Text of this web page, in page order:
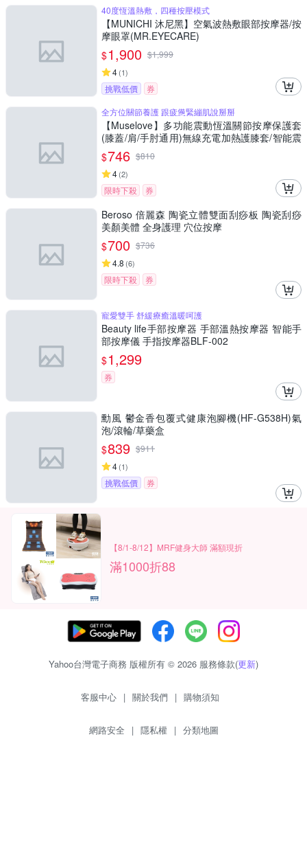
40度恆溫熱敷，四種按壓模式
【MUNICHI 沐尼黑】空氣波熱敷眼部按摩器/按
摩眼罩(MR.EYECARE)
$1,900 $1,999
4(1)
挑戰低價
券
全方位關節養護 跟疲憊緊繃肌說掰掰
【Muselove】多功能震動恆溫關節按摩保護套
(膝蓋/肩/手肘通用)無線充電加熱護膝套/智能震
動護膝熱敷套(1入組)單隻
$746 $810
4(2)
限時下殺 券
Beroso 倍麗森 陶瓷立體雙面刮痧板 陶瓷刮痧
美顏美體 全身護理 穴位按摩
$700 $736
4.8 (6)
限時下殺 券
寵愛雙手 舒緩療癒溫暖呵護
Beauty life手部按摩器 手部溫熱按摩器 智能手
部按摩儀 手指按摩器BLF-002
$1,299
券
勳風 鬱金香包覆式健康泡腳機(HF-G538H)氣
泡/滾輪/草藥盒
$839 $911
4(1)
挑戰低價 券
【8/1-8/12】MRF健身大師 滿額現折
滿1000折88
Yahoo台灣電子商務 版權所有 © 2026 服務條款(更新)
客服中心 | 關於我們 | 購物須知
網路安全 | 隱私權 | 分類地圖